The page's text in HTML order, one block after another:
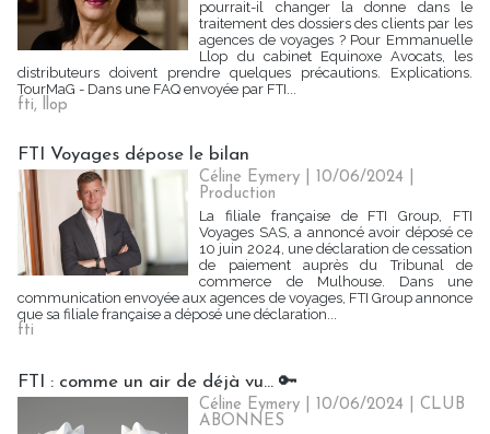
pourrait-il changer la donne dans le
traitement des dossiers des clients par les
agences de voyages ? Pour Emmanuelle
Llop du cabinet Equinoxe Avocats, les
distributeurs doivent prendre quelques précautions. Explications.
TourMaG - Dans une FAQ envoyée par FTI...
fti, llop
FTI Voyages dépose le bilan
Céline Eymery | 10/06/2024
Production
La filiale française de FTI Group, FTI
Voyages SAS, a annoncé avoir déposé ce
10 juin 2024, une déclaration de cessation
de paiement auprès du Tribunal de
commerce de Mulhouse. Dans une
communication envoyée aux agences de voyages, FTI Group annonce
que sa filiale française a déposé une déclaration...
fti
FTI : comme un air de déjà vu... 🔑
Céline Eymery | 10/06/2024 |CLUB
ABONNES